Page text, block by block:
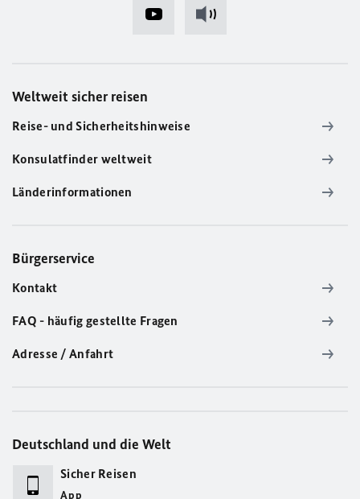
Weltweit sicher reisen
Reise- und Sicherheitshinweise
Konsulatfinder weltweit
Länderinformationen
Bürgerservice
Kontakt
FAQ - häufig gestellte Fragen
Adresse / Anfahrt
Deutschland und die Welt
Sicher Reisen
App